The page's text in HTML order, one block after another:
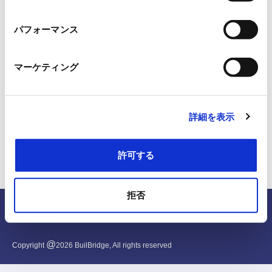
パフォーマンス
マーケティング
詳細を表示
許可する
拒否
English
Copyright @2026 BuilBridge, All rights reserved